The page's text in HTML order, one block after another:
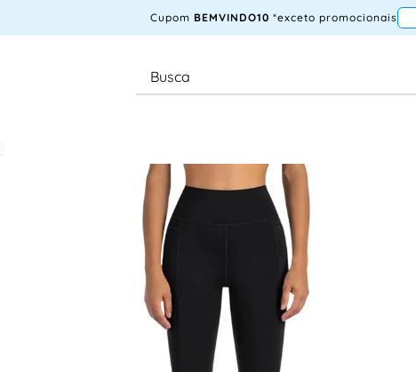
Cupom BEMVINDO10 *exceto promocionais